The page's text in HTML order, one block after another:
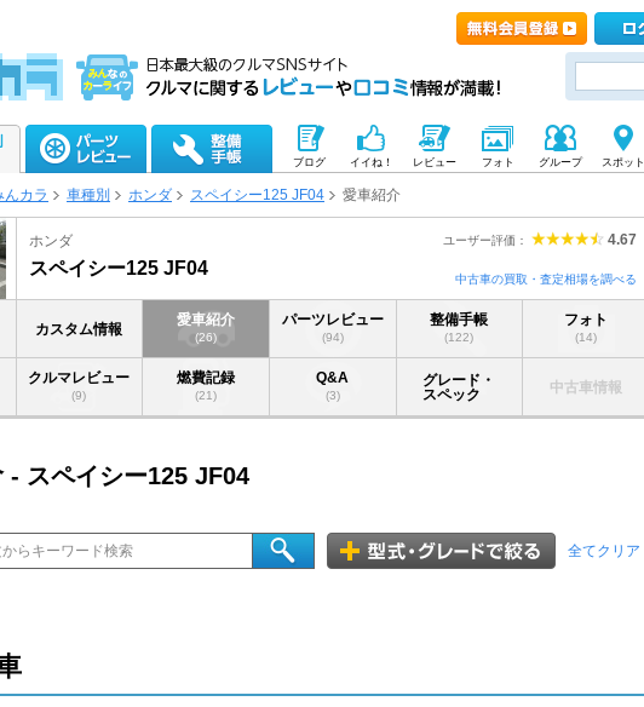
ブログ イイね！ レビュー フォト グループ スポット
カラ 車種別 ホンダ スペイシー125 JF04 愛車紹介
ユーザー評価： 4.67
ホンダ
スペイシー125 JF04
中古車の買取・査定相場を調べる
カスタム情報
愛車紹介
(26)
パーツレビュー
(94)
整備手帳
(122)
フォト
(14)
クルマレビュー
(9)
燃費記録
(21)
Q&A
(3)
グレード・
スペック
中古車情報
- スペイシー125 JF04
全てクリア